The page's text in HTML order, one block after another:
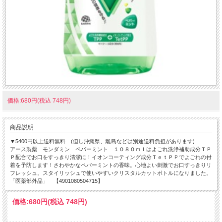
価格:680円(税込 748円)
商品説明
▼5400円以上送料無料 (但し沖縄県、離島などは別途送料負担があります)
アース製薬 モンダミン ペパーミント １０８０ｍｌはよごれ洗浄補助成分ＴＰ
Ｐ配合でお口をすっきり清潔に！イオンコーティング成分ＴｅｔＰＰでよごれの付
着を予防します！さわやかなペパーミントの香味。心地よい刺激でお口すっきりリ
フレッシュ。スタイリッシュで使いやすいクリスタルカットボトルになりました。
「医薬部外品」 【4901080504715】
価格:680円(税込 748円)